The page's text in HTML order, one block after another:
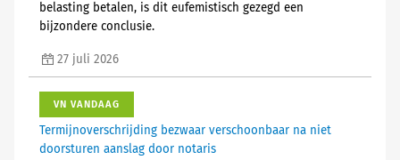
belasting betalen, is dit eufemistisch gezegd een
bijzondere conclusie.
27 juli 2026
VN VANDAAG
Termijnoverschrijding bezwaar verschoonbaar na niet
doorsturen aanslag door notaris